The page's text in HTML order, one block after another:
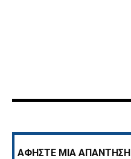
ΑΦΗΣΤΕ ΜΙΑ ΑΠΑΝΤΗΣΗ